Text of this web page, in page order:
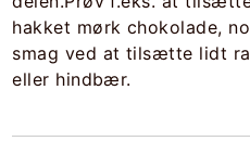
hakket mørk chokolade,
smag ved at tilsætte lidt
eller hindbær.